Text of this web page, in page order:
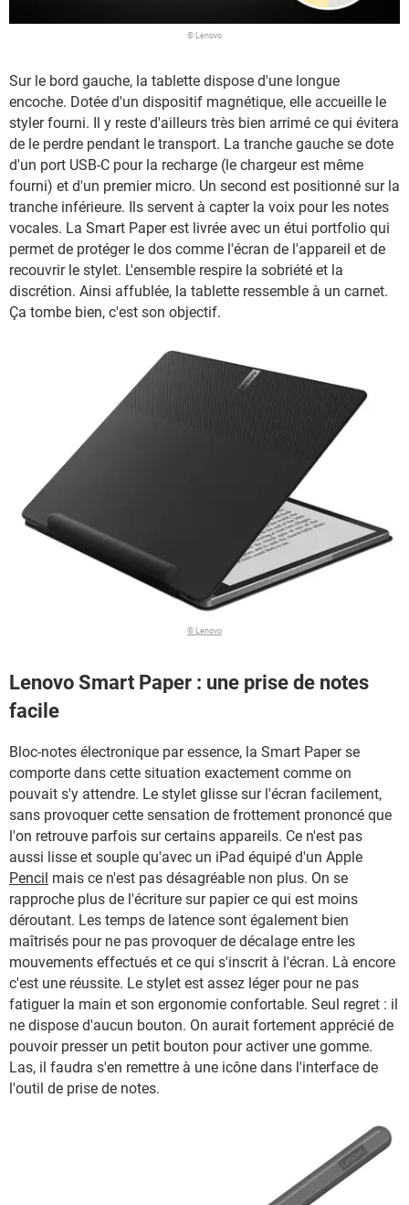
© Lenovo
Sur le bord gauche, la tablette dispose d'une longue
encoche. Dotée d'un dispositif magnétique, elle accueille le
styler fourni. Il y reste d'ailleurs très bien arrimé ce qui évitera
de le perdre pendant le transport. La tranche gauche se dote
d'un port USB-C pour la recharge (le chargeur est même
fourni) et d'un premier micro. Un second est positionné sur la
tranche inférieure. Ils servent à capter la voix pour les notes
vocales. La Smart Paper est livrée avec un étui portfolio qui
permet de protéger le dos comme l'écran de l'appareil et de
recouvrir le stylet. L'ensemble respire la sobriété et la
discrétion. Ainsi affublée, la tablette ressemble à un carnet.
Ça tombe bien, c'est son objectif.
© Lenovo
Lenovo Smart Paper : une prise de notes
facile
Bloc-notes électronique par essence, la Smart Paper se
comporte dans cette situation exactement comme on
pouvait s'y attendre. Le stylet glisse sur l'écran facilement,
sans provoquer cette sensation de frottement prononcé que
l'on retrouve parfois sur certains appareils. Ce n'est pas
aussi lisse et souple qu'avec un iPad équipé d'un Apple
Pencil mais ce n'est pas désagréable non plus. On se
rapproche plus de l'écriture sur papier ce qui est moins
déroutant. Les temps de latence sont également bien
maîtrisés pour ne pas provoquer de décalage entre les
mouvements effectués et ce qui s'inscrit à l'écran. Là encore
c'est une réussite. Le stylet est assez léger pour ne pas
fatiguer la main et son ergonomie confortable. Seul regret : il
ne dispose d'aucun bouton. On aurait fortement apprécié de
pouvoir presser un petit bouton pour activer une gomme.
Las, il faudra s'en remettre à une icône dans l'interface de
l'outil de prise de notes.